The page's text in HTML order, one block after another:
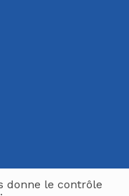
donne le contrôle